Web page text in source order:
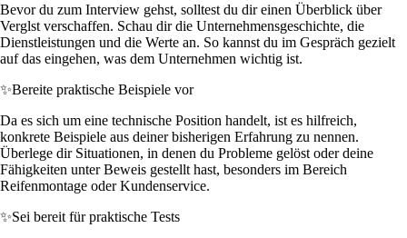
Bevor du zum Interview gehst, solltest du dir einen Überblick über
Verglst verschaffen. Schau dir die Unternehmensgeschichte, die
Dienstleistungen und die Werte an. So kannst du im Gespräch gezielt
auf das eingehen, was dem Unternehmen wichtig ist.
✨Bereite praktische Beispiele vor
Da es sich um eine technische Position handelt, ist es hilfreich,
konkrete Beispiele aus deiner bisherigen Erfahrung zu nennen.
Überlege dir Situationen, in denen du Probleme gelöst oder deine
Fähigkeiten unter Beweis gestellt hast, besonders im Bereich
Reifenmontage oder Kundenservice.
✨Sei bereit für praktische Tests